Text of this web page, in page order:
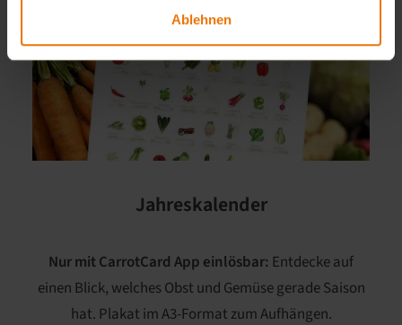
Ablehnen
Jahreskalender
Nur mit CarrotCard App einlösbar: Entdecke auf
einen Blick, welches Obst und Gemüse gerade Saison
hat. Plakat im A3-Format zum Aufhängen.